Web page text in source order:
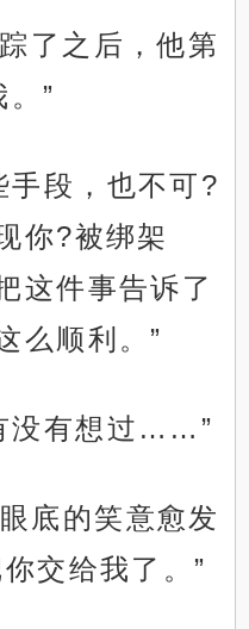
了之后，他第
”
手段，也不可?
你?被绑架
这件事告诉了
么顺利。”
没有想过……”
底的笑意愈发
交给我了。”